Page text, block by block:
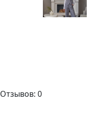
Отзывов: 0